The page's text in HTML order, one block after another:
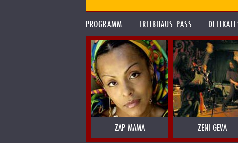
PROGRAMM TREIBHAUS-PASS
ZAP MAMA ZENI GEVA